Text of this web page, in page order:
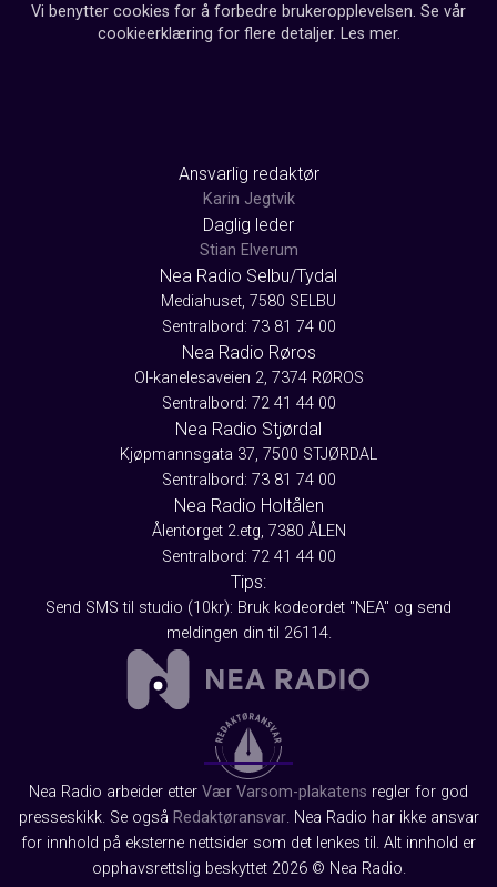
Vi benytter cookies for å forbedre brukeropplevelsen. Se vår
cookieerklæring for flere detaljer. Les mer.
Ansvarlig redaktør
Karin Jegtvik
Daglig leder
Stian Elverum
Nea Radio Selbu/Tydal
Mediahuset, 7580 SELBU
Sentralbord: 73 81 74 00
Nea Radio Røros
Ol-kanelesaveien 2, 7374 RØROS
Sentralbord: 72 41 44 00
Nea Radio Stjørdal
Kjøpmannsgata 37, 7500 STJØRDAL
Sentralbord: 73 81 74 00
Nea Radio Holtålen
Ålentorget 2.etg, 7380 ÅLEN
Sentralbord: 72 41 44 00
Tips:
Send SMS til studio (10kr): Bruk kodeordet "NEA" og send
meldingen din til 26114.
Nea Radio arbeider etter Vær Varsom-plakatens regler for god
presseskikk. Se også Redaktøransvar. Nea Radio har ikke ansvar
for innhold på eksterne nettsider som det lenkes til. Alt innhold er
opphavsrettslig beskyttet 2026 © Nea Radio.